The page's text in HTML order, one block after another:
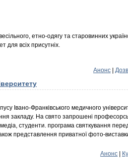
етно-одягу та старовинних
для всіх присутніх.
Анонс
Івано-Франківського медичного
закладу. На свято запрошені
студенти. програма святкування
представлення приватної фото-
Анонс